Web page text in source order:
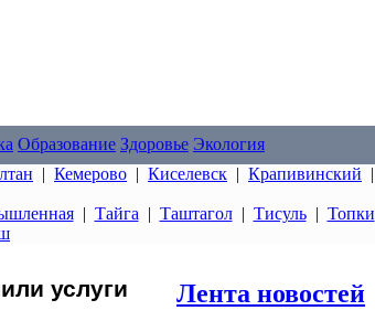
Образование Здоровье Экология
| Кемерово | Киселевск | Крапивинский |
| Тайга | Таштагол| Тисуль| Топки
услуги
Лента новостей